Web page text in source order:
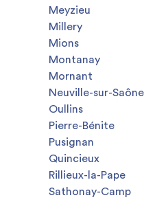
Meyzieu
Millery
Mions
Montanay
Mornant
Neuville-sur-Saône
Oullins
Pierre-Bénite
Pusignan
Quincieux
Rillieux-la-Pape
Sathonay-Camp